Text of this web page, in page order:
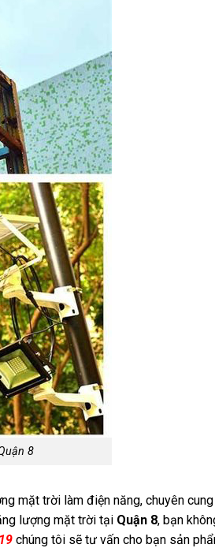
8
mặt trời làm điện năng, chuyên
lượng mặt trời tại Quận 8, bạn
chúng tôi sẽ tư vấn cho bạn sản